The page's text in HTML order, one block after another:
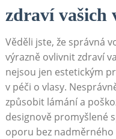
zdraví vašich
Věděli jste, ‌že⁢ správná‍
výrazně ovlivnit zdraví
nejsou jen estetickým
v péči o vlasy.
způsobit lámání a
‍designově promyšlené
oporu bez nadměrného